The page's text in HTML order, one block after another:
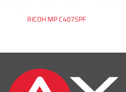
RICOH MP C407SPF